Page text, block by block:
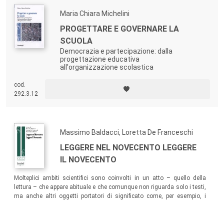
Maria Chiara Michelini
PROGETTARE E GOVERNARE LA
SCUOLA
Democrazia e partecipazione: dalla
progettazione educativa
all'organizzazione scolastica
cod.
292.3.12
Massimo Baldacci, Loretta De Franceschi
LEGGERE NEL NOVECENTO LEGGERE
IL NOVECENTO
Molteplici ambiti scientifici sono coinvolti in un atto – quello della
lettura – che appare abituale e che comunque non riguarda solo i testi,
ma anche altri oggetti portatori di significato come, per esempio, i